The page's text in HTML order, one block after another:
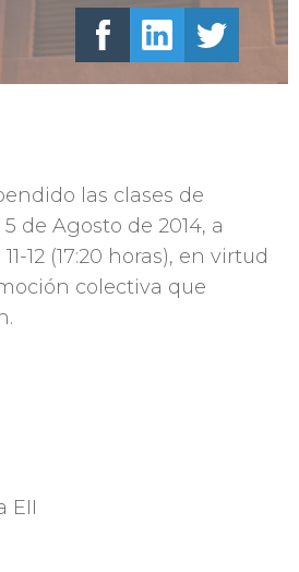
las clases de
de Agosto de 2014, a
12 (17:20 horas), en virtud
colectiva que
EII